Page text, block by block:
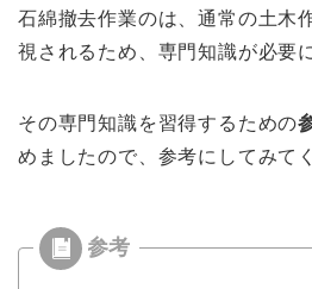
石綿撤去作業のは、通常の土木
視されるため、専門知識が必要
その専門知識を習得するための
めましたので、参考にしてみて